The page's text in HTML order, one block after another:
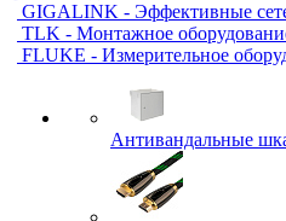
GIGALINK - Эффективные
TLK - Монтажное
FLUKE - Измерительное
Антивандальные